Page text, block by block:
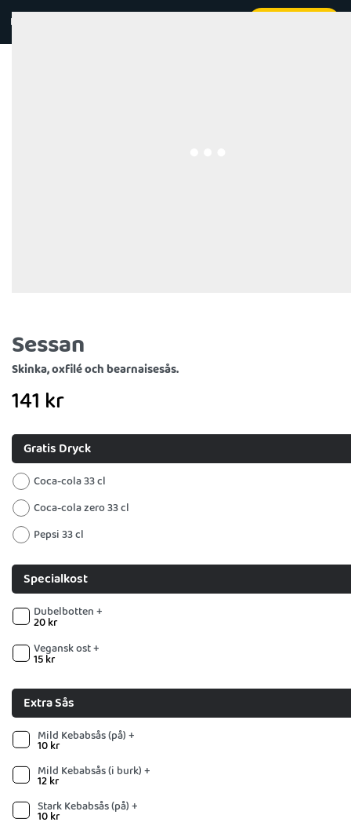
Kontakt
Sessan
Skinka, oxfilé och bearnaisesås.
141 kr
Gratis Dryck
Coca-cola 33 cl
Coca-cola zero 33 cl
Pepsi 33 cl
Specialkost
Dubelbotten +
20kr
Vegansk ost +
15kr
Extra Sås
Mild Kebabsås (på) +
10kr
Mild Kebabsås (i burk) +
12kr
Stark Kebabsås (på) +
10kr